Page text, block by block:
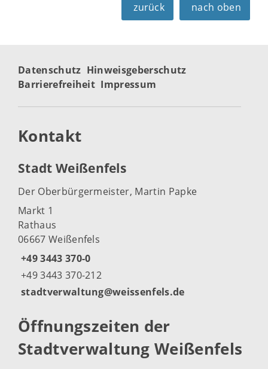
zurück nach oben
Datenschutz Hinweisgeberschutz
Barrierefreiheit Impressum
Kontakt
Stadt Weißenfels
Der Oberbürgermeister, Martin Papke
Markt 1
Rathaus
06667 Weißenfels
+49 3443 370-0
+49 3443 370-212
stadtverwaltung@weissenfels.de
Öffnungszeiten der
Stadtverwaltung Weißenfels